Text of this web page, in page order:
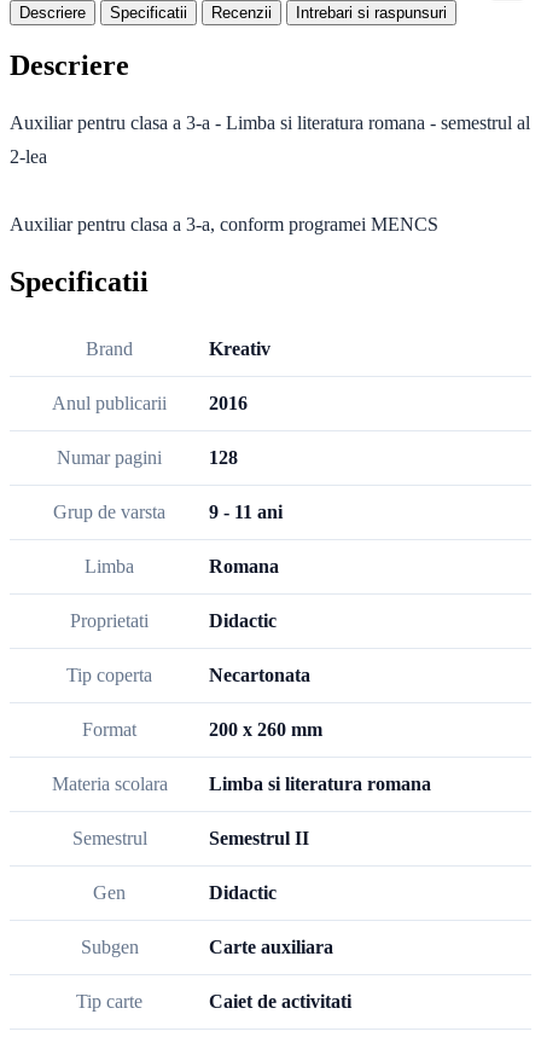
Descriere Specificatii Recenzii Intrebari si raspunsuri
Descriere
Auxiliar pentru clasa a 3-a - Limba si literatura romana - semestrul al
2-lea
Auxiliar pentru clasa a 3-a, conform programei MENCS
Specificatii
Brand Kreativ
Anul publicarii 2016
Numar pagini 128
Grup de varsta 9 - 11 ani
Limba Romana
Proprietati Didactic
Tip coperta Necartonata
Format 200 x 260 mm
Materia scolara Limba si literatura romana
Semestrul Semestrul II
Gen Didactic
Subgen Carte auxiliara
Tip carte Caiet de activitati